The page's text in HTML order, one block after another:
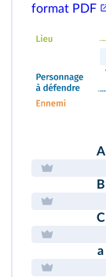
format PDF
a